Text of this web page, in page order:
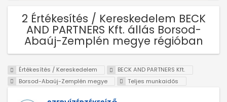
2 Értékesítés / Kereskedelem BECK
AND PARTNERS Kft. állás Borsod-
Abaúj-Zemplén megye régióban
Értékesítés / Kereskedelem
BECK AND PARTNERS Kft.
Borsod-Abaúj-Zemplén megye
Teljes munkaidős